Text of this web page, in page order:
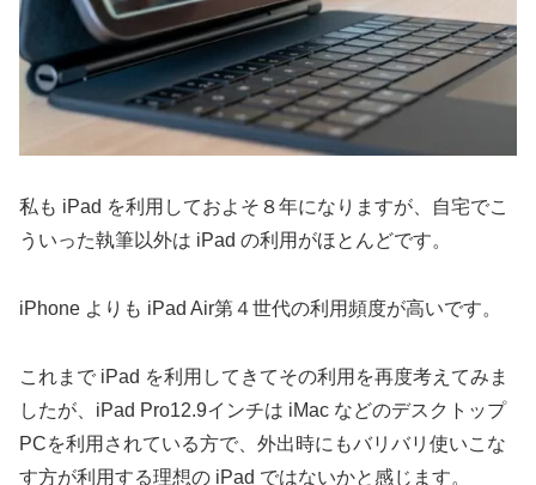
私も iPad を利用しておよそ８年になりますが、自宅でこ
ういった執筆以外は iPad の利用がほとんどです。
iPhone よりも iPad Air第４世代の利用頻度が高いです。
これまで iPad を利用してきてその利用を再度考えてみま
したが、iPad Pro12.9インチは iMac などのデスクトップ
PCを利用されている方で、外出時にもバリバリ使いこな
す方が利用する理想の iPad ではないかと感じます。